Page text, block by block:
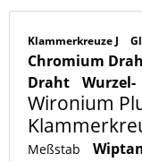
Klammerkreuze J
Chromium
Draht
Wurzel-
Wironium
Meßstab